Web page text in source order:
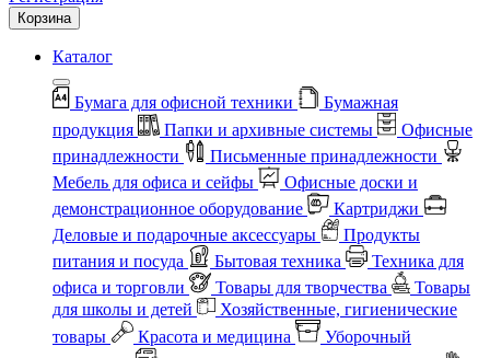
Корзина
Каталог
Бумага для офисной техники
Бумажная
продукция
Папки и архивные системы
Офисные
принадлежности
Письменные принадлежности
Мебель для офиса и сейфы
Офисные доски и
демонстрационное оборудование
Картриджи
Деловые и подарочные аксессуары
Продукты
питания и посуда
Бытовая техника
Техника для
офиса и торговли
Товары для творчества
Товары
для школы и детей
Хозяйственные, гигиенические
товары
Красота и медицина
Уборочный